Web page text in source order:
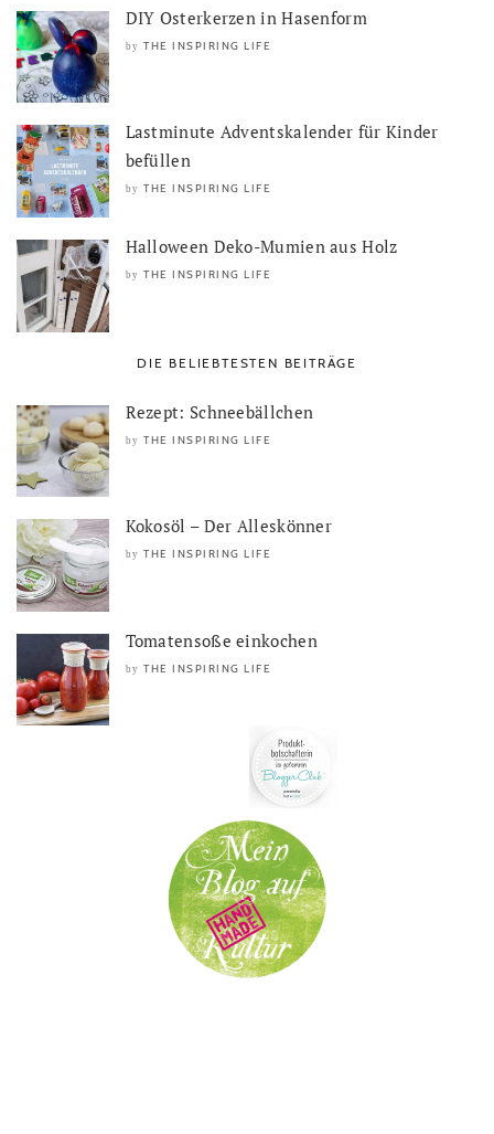
DIY Osterkerzen in Hasenform
by THE INSPIRING LIFE
Lastminute Adventskalender für Kinder
befüllen
by THE INSPIRING LIFE
Halloween Deko-Mumien aus Holz
by THE INSPIRING LIFE
DIE BELIEBTESTEN BEITRÄGE
Rezept: Schneebällchen
by THE INSPIRING LIFE
Kokosöl – Der Alleskönner
by THE INSPIRING LIFE
Tomatensoße einkochen
by THE INSPIRING LIFE